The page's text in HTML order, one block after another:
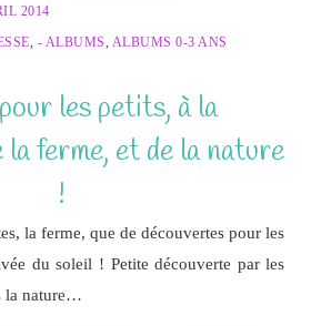
2014
, - ALBUMS, ALBUMS 0-3 ANS
les petits, à la
la ferme, et de la nature
!
la ferme, que de découvertes pour les
du soleil ! Petite découverte par les
la nature…